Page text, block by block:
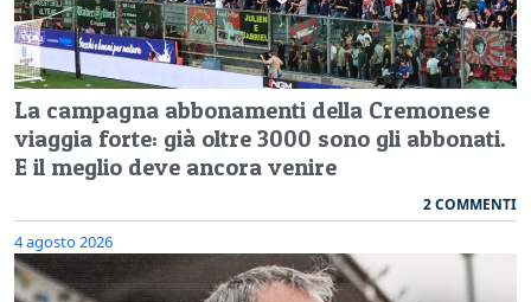
La campagna abbonamenti della Cremonese
viaggia forte: già oltre 3000 sono gli abbonati.
E il meglio deve ancora venire
2 COMMENTI
4 agosto 2026